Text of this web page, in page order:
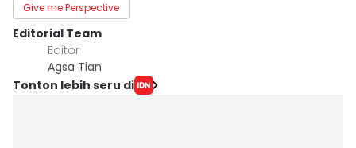
Give me Perspective
Editorial Team
Editor
Agsa Tian
Tonton lebih seru di